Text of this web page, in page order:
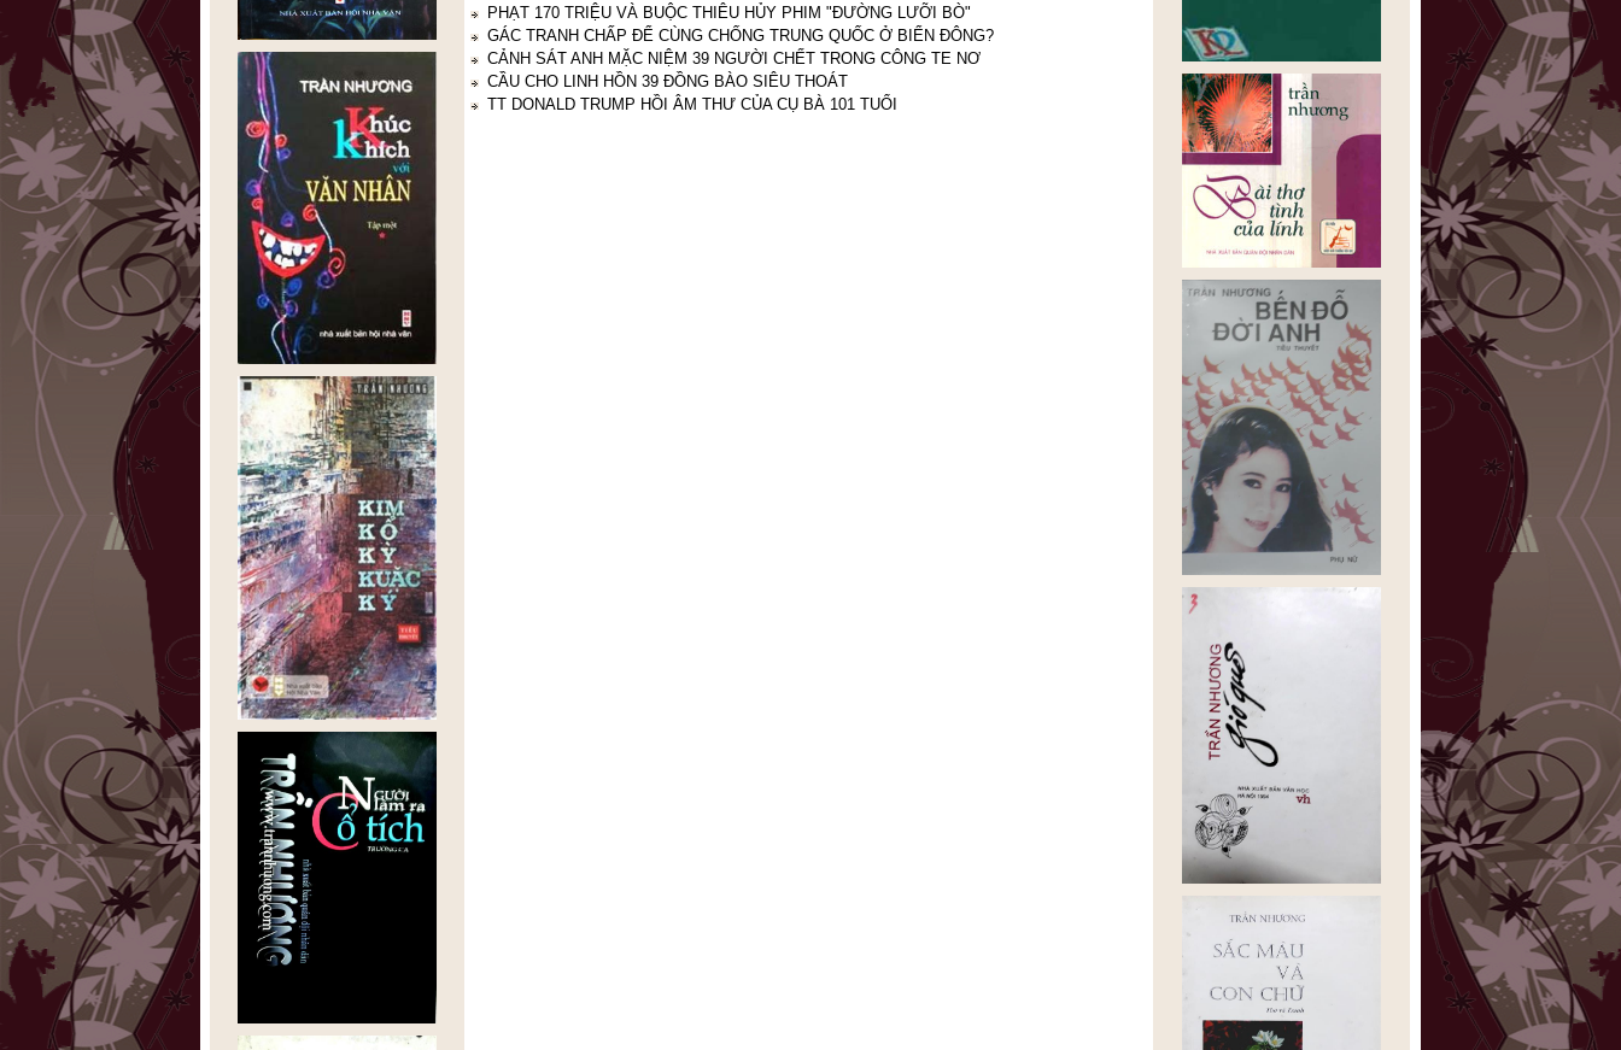
PHẠT 170 TRIỆU VÀ BUỘC THIÊU HỦY PHIM "ĐƯỜNG LƯỠI BÒ"
GÁC TRANH CHẤP ĐỂ CÙNG CHỐNG TRUNG QUỐC Ở BIỂN ĐÔNG?
CẢNH SÁT ANH MẶC NIỆM 39 NGƯỜI CHẾT TRONG CÔNG TE NƠ
CẦU CHO LINH HỒN 39 ĐỒNG BÀO SIÊU THOÁT
TT DONALD TRUMP HỒI ÂM THƯ CỦA CỤ BÀ 101 TUỔI